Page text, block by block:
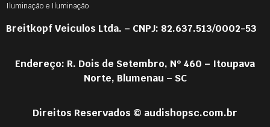
Iluminação e Iluminação
Breitkopf Veiculos Ltda. – CNPJ: 82.637.513/0002-53
Endereço: R. Dois de Setembro, Nº 460 – Itoupava
Norte, Blumenau – SC
Direitos Reservados © audishopsc.com.br